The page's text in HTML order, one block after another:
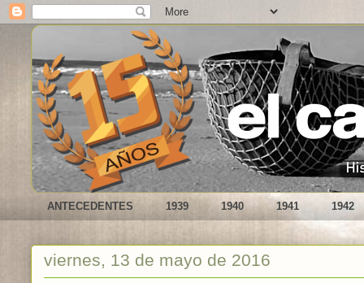
ANTECEDENTES 1939 1940 1941 1942
viernes, 13 de mayo de 2016